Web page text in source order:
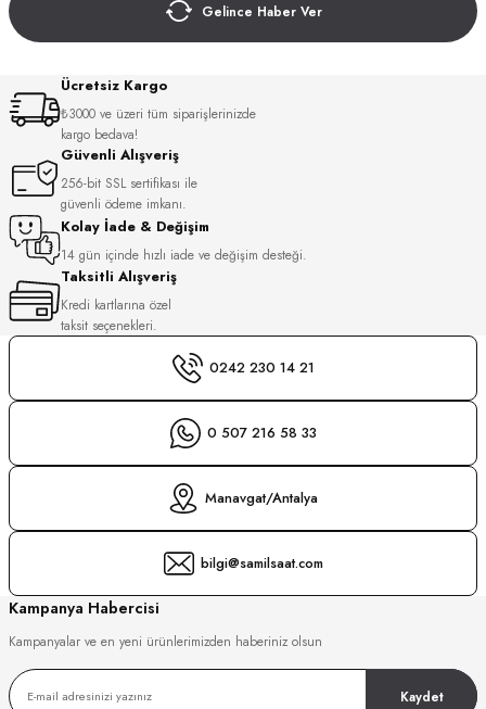
Gelince Haber Ver
Ücretsiz Kargo
₺3000 ve üzeri tüm siparişlerinizde
kargo bedava!
Güvenli Alışveriş
256-bit SSL sertifikası ile
güvenli ödeme imkanı.
Kolay İade & Değişim
14 gün içinde hızlı iade ve değişim desteği.
Taksitli Alışveriş
Kredi kartlarına özel
taksit seçenekleri.
0242 230 14 21
0 507 216 58 33
Manavgat/Antalya
bilgi@samilsaat.com
Kampanya Habercisi
Kampanyalar ve en yeni ürünlerimizden haberiniz olsun
Kaydet
MANOIR